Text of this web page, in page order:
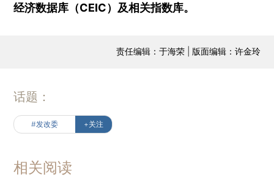
经济数据库（CEIC）及相关指数库。
责任编辑：于海荣 | 版面编辑：许金玲
话题：
#发改委 +关注
相关阅读